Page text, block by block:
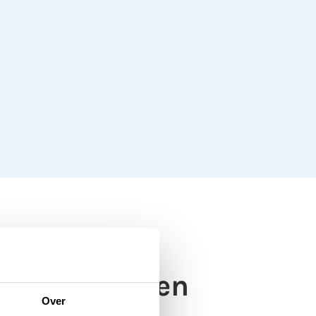
Over worden